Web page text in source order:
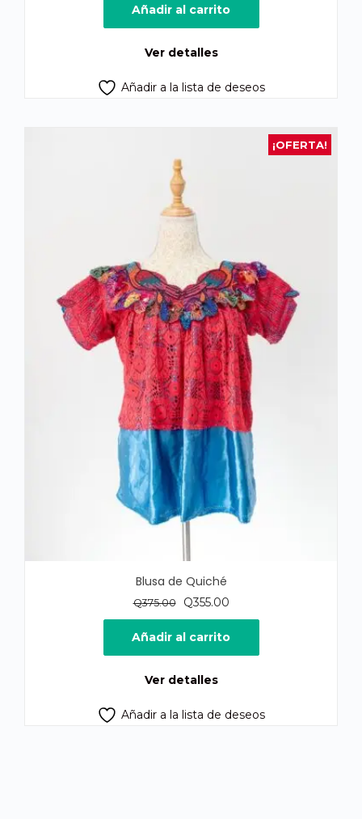
original
era:
es:
Añadir al carrito
Ver detalles
Añadir a la lista de deseos
¡OFERTA!
Blusa de Quiché
Q375.00
El
precio
original
era:
Q355.00El
precio
actual
es:
Añadir al carrito
Ver detalles
Añadir a la lista de deseos